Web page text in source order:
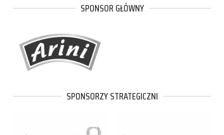
SPONSOR GŁÓWNY
SPONSORZY STRATEGICZNI